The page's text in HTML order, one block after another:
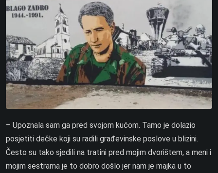
– Upoznala sam ga pred svojom kućom. Tamo je dolazio
posjetiti dečke koji su radili građevinske poslove u blizini.
Često su tako sjedili na tratini pred mojim dvorištem, a meni i
mojim sestrama je to dobro došlo jer nam je majka u to